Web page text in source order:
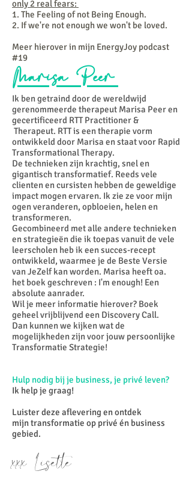
only 2 real fears:
1. The Feeling of not Being Enough.
2. If we're not enough we won't be loved.
Meer hierover in mijn EnergyJoy podcast
#19
Marisa Peer
Ik ben getraind door de wereldwijd
gerenommeerde therapeut Marisa Peer en
gecertificeerd RTT Practitioner &
Therapeut. RTT is een therapie vorm
ontwikkeld door Marisa en staat voor Rapid
Transformational Therapy.
De technieken zijn krachtig, snel en
gigantisch transformatief. Reeds vele
clienten en cursisten hebben de geweldige
impact mogen ervaren. Ik zie ze voor mijn
ogen veranderen, opbloeien, helen en
transformeren.
Gecombineerd met alle andere technieken
en strategieën die ik toepas vanuit de vele
leerscholen heb ik een succes-recept
ontwikkeld, waarmee je de Beste Versie
van JeZelf kan worden. Marisa heeft oa.
het boek geschreven : I'm enough! Een
absolute aanrader.
Wil je meer informatie hierover? Boek
geheel vrijblijvend een Discovery Call.
Dan kunnen we kijken wat de
mogelijkheden zijn voor jouw persoonlijke
Transformatie Strategie!
Hulp nodig bij je business, je privé leven?
Ik help je graag!
Luister deze aflevering en ontdek
mijntransformatie op privé én business
gebied.
xxx Lisette